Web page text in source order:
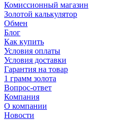
Комиссионный магазин
Золотой калькулятор
Обмен
Блог
Как купить
Условия оплаты
Условия доставки
Гарантия на товар
1 грамм золота
Вопрос-ответ
Компания
О компании
Новости